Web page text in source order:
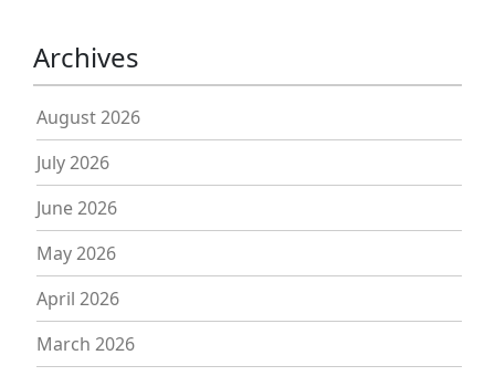
Archives
August 2026
July 2026
June 2026
May 2026
April 2026
March 2026